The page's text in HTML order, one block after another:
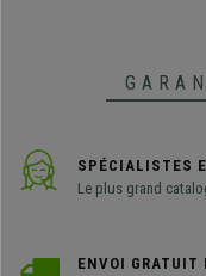
SPÉCIALISTES
Le plus grand
ENVOI GRATUIT